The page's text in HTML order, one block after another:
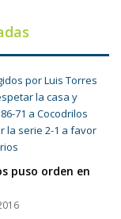
puso orden en